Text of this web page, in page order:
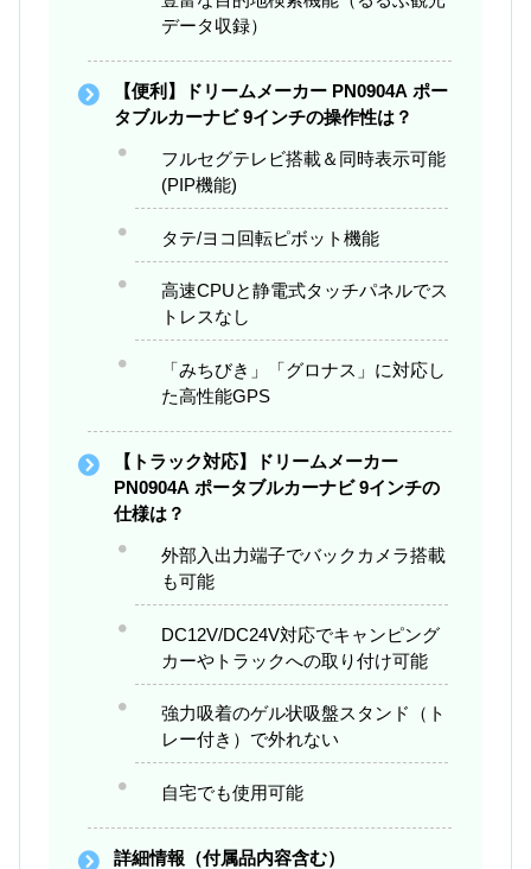
データ収録）
【便利】ドリームメーカー PN0904A ポー
タブルカーナビ 9インチの操作性は？
フルセグテレビ搭載＆同時表示可能
(PIP機能)
タテ/ヨコ回転ピボット機能
高速CPUと静電式タッチパネルでス
トレスなし
「みちびき」「グロナス」に対応し
た高性能GPS
【トラック対応】ドリームメーカー
PN0904A ポータブルカーナビ 9インチの
仕様は？
外部入出力端子でバックカメラ搭載
も可能
DC12V/DC24V対応でキャンピング
カーやトラックへの取り付け可能
強力吸着のゲル状吸盤スタンド（ト
レー付き）で外れない
自宅でも使用可能
詳細情報（付属品内容含む）